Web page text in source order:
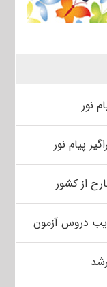
نور
پیام نور
از کشور
دروس آزمون